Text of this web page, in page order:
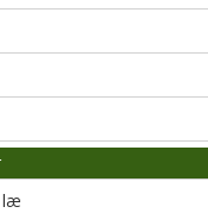
læ